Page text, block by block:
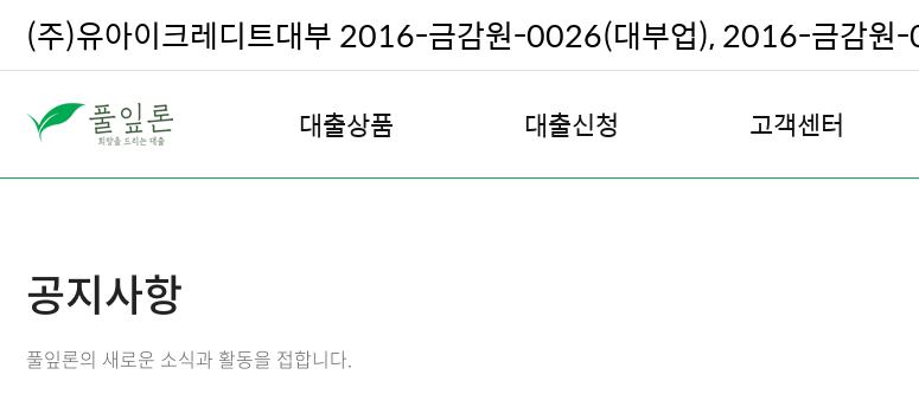
(주)유아이크레디트대부 2016-금감원-0026(대부업), 2016-금감원
대출상품
전월세 담보 대출
대출신청 고객센터
공지사항
풀잎론의 새로운 소식과 활동을 접합니다.